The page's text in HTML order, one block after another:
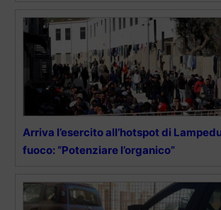
Arriva l’esercito all’hotspot di
fuoco: “Potenziare l’organico”